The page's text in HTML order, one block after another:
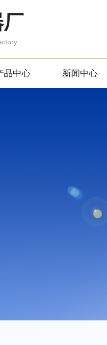
品中心 新闻中心